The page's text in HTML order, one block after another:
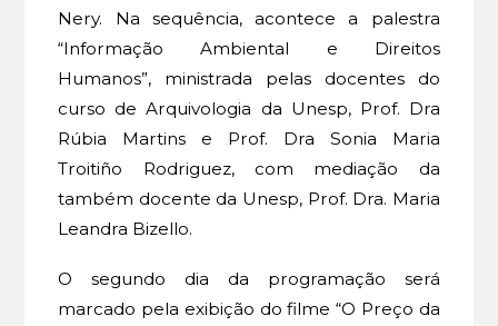
Nery. Na sequência, acontece a palestra
“Informação Ambiental e Direitos
Humanos”, ministrada pelas docentes do
curso de Arquivologia da Unesp, Prof. Dra
Rúbia Martins e Prof. Dra Sonia Maria
Troitiño Rodriguez, com mediação da
também docente da Unesp, Prof. Dra. Maria
Leandra Bizello.
O segundo dia da programação será
marcado pela exibição do filme “O Preço da